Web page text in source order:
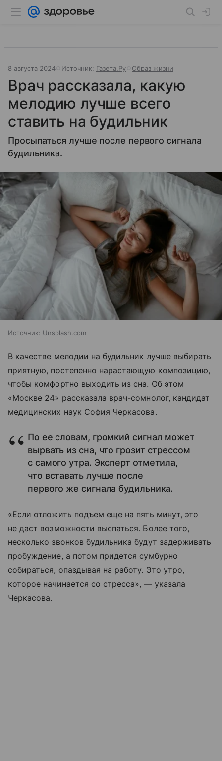
8 августа 2024 Источник: Газета.Ру Образ жизни
Врач рассказала, какую
мелодию лучше всего
ставить на будильник
Просыпаться лучше после первого сигнала
будильника.
Источник: Unsplash.com
В качестве мелодии на будильник лучше выбирать
приятную, постепенно нарастающую композицию,
чтобы комфортно выходить из сна. Об этом
«Москве 24» рассказала врач-сомнолог, кандидат
медицинских наук София Черкасова.
По ее словам, громкий сигнал может
вырвать из сна, что грозит стрессом
с самого утра. Эксперт отметила,
что вставать лучше после
первого же сигнала будильника.
«Если отложить подъем еще на пять минут, это
не даст возможности выспаться. Более того,
несколько звонков будильника будут задерживать
пробуждение, а потом придется сумбурно
собираться, опаздывая на работу. Это утро,
которое начинается со стресса», — указала
Черкасова.